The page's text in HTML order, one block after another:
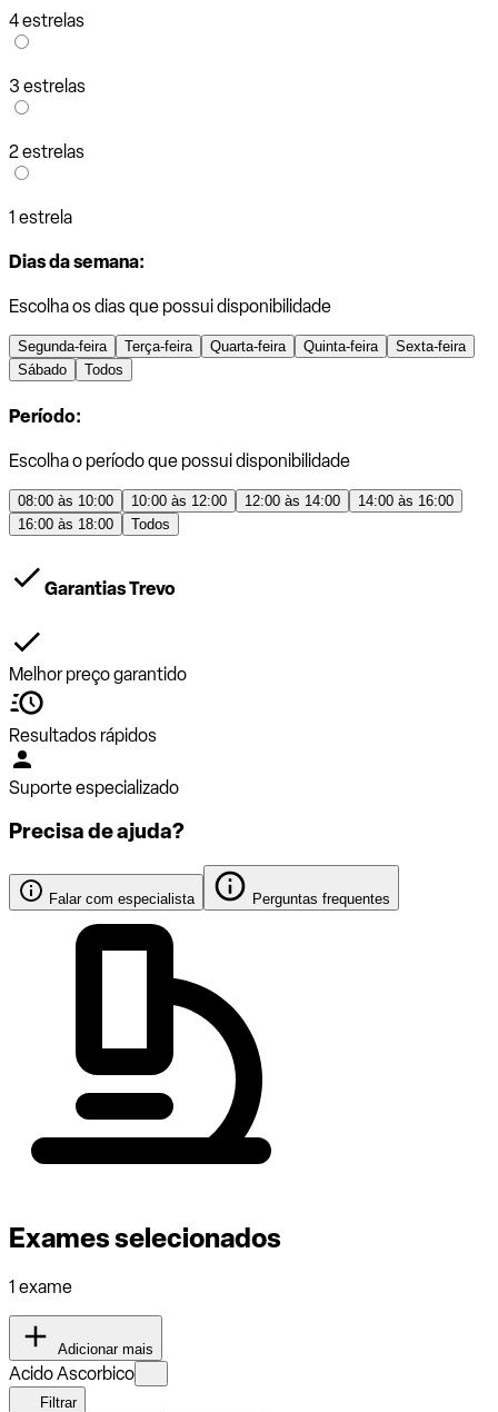
4 estrelas
3 estrelas
2 estrelas
1 estrela
Dias da semana:
Escolha os dias que possui disponibilidade
Segunda-feira Terça-feira Quarta-feira Quinta-feira
Sexta-feira
Sábado
Todos
Período:
Escolha o período que possui disponibilidade
08:00 às 10:00 10:00 às 12:00 12:00 às 14:00
14:00 às 16:00
16:00 às 18:00
Todos
Garantias Trevo
Melhor preço garantido
Resultados rápidos
Suporte especializado
Precisa de ajuda?
Falar com especialista Perguntas frequentes
Exames selecionados
1 exame
Adicionar mais
Acido Ascorbico
Filtrar